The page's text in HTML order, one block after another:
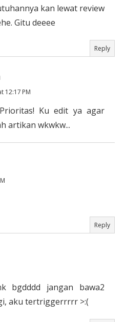
kan lewat review
Gitu deeee
Reply
12:17 PM
Ku edit ya agar
artikan wkwkw...
Reply
bgdddd jangan bawa2
aku tertriggerrrrr >:(